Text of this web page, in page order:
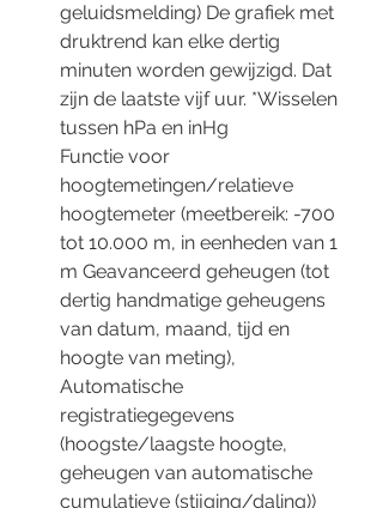
geluidsmelding) De grafiek met
druktrend kan elke dertig
minuten worden gewijzigd. Dat
zijn de laatste vijf uur. *Wisselen
tussen hPa en inHg
Functie voor
hoogtemetingen/relatieve
hoogtemeter (meetbereik: -700
tot 10.000 m, in eenheden van 1
m Geavanceerd geheugen (tot
dertig handmatige geheugens
van datum, maand, tijd en
hoogte van meting),
Automatische
registratiegegevens
(hoogste/laagste hoogte,
geheugen van automatische
cumulatieve (stijging/daling))